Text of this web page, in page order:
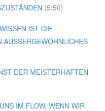
(5:50)
IST DIE
AUSSERGEWÖHNLICHES
DER MEISTERHAFTEN
IM FLOW, WENN WIR